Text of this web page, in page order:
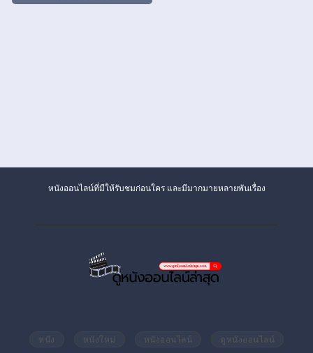
หนังออนไลน์ที่มีให้รับชมก่อนใคร และมีมากมายหลายพันเรื่อง
หนัง หนังใหม่ หนังออนไลน์ ดูหนังออนไลน์